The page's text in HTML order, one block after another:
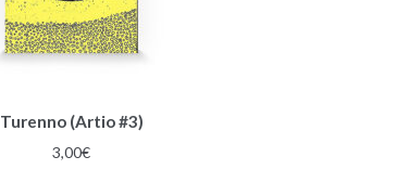
Turenno (Artio #3)
3,00€